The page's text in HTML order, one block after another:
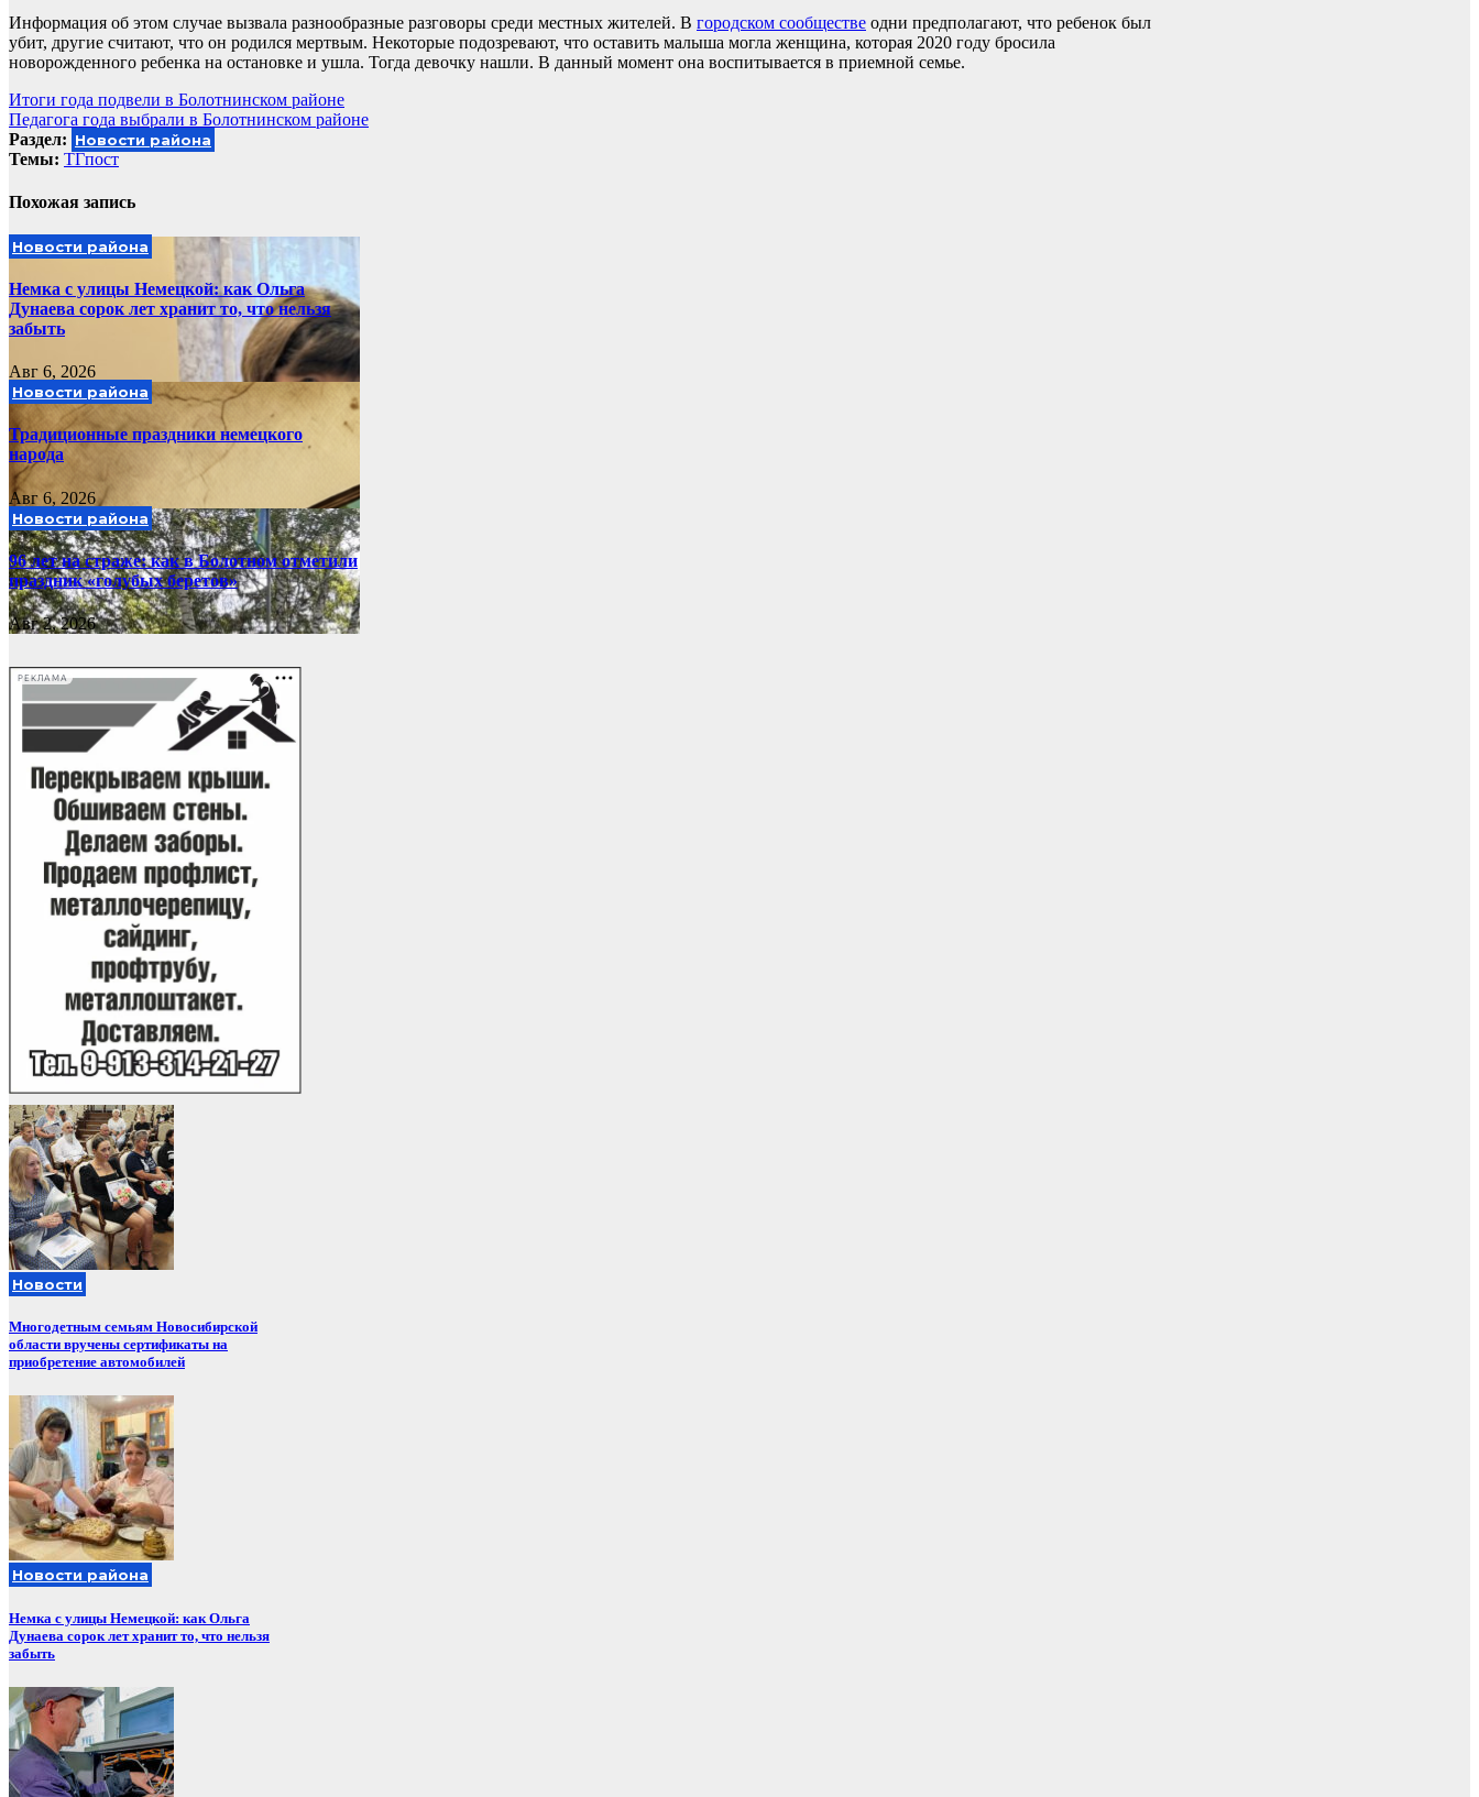
Информация об этом случае вызвала разнообразные разговоры среди местных жителей. В городском сообществе одни предполагают, что ребенок был
убит, другие считают, что он родился мертвым. Некоторые подозревают, что оставить малыша могла женщина, которая 2020 году бросила
новорожденного ребенка на остановке и ушла. Тогда девочку нашли. В данный момент она воспитывается в приемной семье.
Навигация
по
записям
Итоги года подвели в Болотнинском районе
Педагога года выбрали в Болотнинском районе
Раздел: Новости района
Темы: ТГпост
Похожая запись
Новости района
Немка с улицы Немецкой: как Ольга
Дунаева сорок лет хранит то, что нельзя
забыть
Авг 6, 2026
Новости района
Традиционные праздники немецкого
народа
Авг 6, 2026
Новости района
96 лет на страже: как в Болотном отметили
праздник «голубых беретов»
Авг 2, 2026
РЕКЛАМА
Новости
Многодетным семьям Новосибирской
области вручены сертификаты на
приобретение автомобилей
Новости района
Немка с улицы Немецкой: как Ольга
Дунаева сорок лет хранит то, что нельзя
забыть